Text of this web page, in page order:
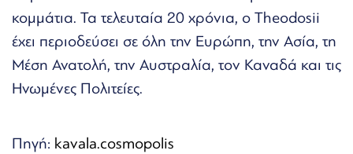
κομμάτια. Τα τελευταία 20 χρόνια, ο Theodosii
έχει περιοδεύσει σε όλη την Ευρώπη, την Ασία, τη
Μέση Ανατολή, την Αυστραλία, τον Καναδά και τις
Ηνωμένες Πολιτείες.
Πηγή: kavala.cosmopolis